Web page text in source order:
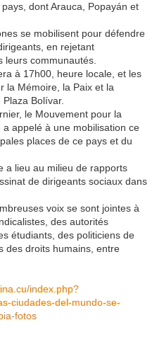
dont Arauca, Popayán et
se mobilisent pour défendre
en rejetant
leurs communautés.
à 17h00, heure locale, et les
la Mémoire, la Paix et la
Bolívar.
le Mouvement pour la
appelé à une mobilisation ce
places de ce pays et du
a lieu au milieu de rapports
de dirigeants sociaux dans
voix se sont jointes à
des autorités
étudiants, des politiciens de
des droits humains, entre
index.php?
ciudades-del-mundo-se-
fotos